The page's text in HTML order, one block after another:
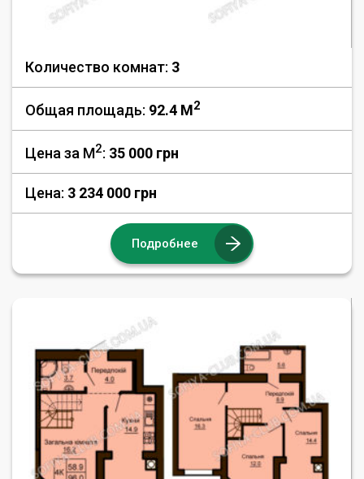
Количество комнат: 3
Общая площадь: 92.4 M2
Цена за М2: 35 000 грн
Цена: 3 234 000 грн
Подробнее